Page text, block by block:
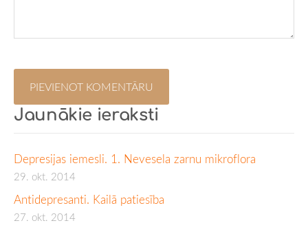
Jaunākie ieraksti
Depresijas iemesli. 1. Nevesela zarnu mikroflora
29. okt. 2014
Antidepresanti. Kailā patiesība
27. okt. 2014